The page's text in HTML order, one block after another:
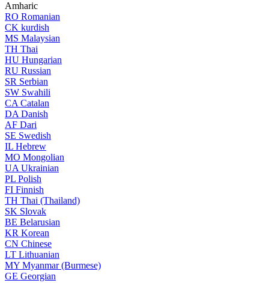
Amharic
RO Romanian
CK kurdish
MS Malaysian
TH Thai
HU Hungarian
RU Russian
SR Serbian
SW Swahili
CA Catalan
DA Danish
AF Dari
SE Swedish
IL Hebrew
MO Mongolian
UA Ukrainian
PL Polish
FI Finnish
TH Thai (Thailand)
SK Slovak
BE Belarusian
KR Korean
CN Chinese
LT Lithuanian
MY Myanmar (Burmese)
GE Georgian